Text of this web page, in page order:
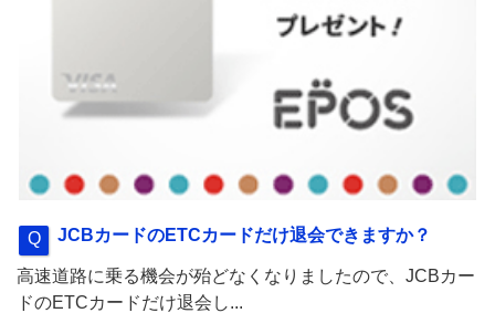
JCBカードのETCカードだけ退会できますか？
高速道路に乗る機会が殆どなくなりましたので、JCBカー
ドのETCカードだけ退会し...